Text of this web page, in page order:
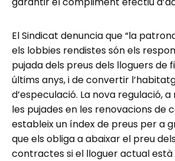
El Sindicat denuncia que “la
els lobbies rendistes són els
pujada dels preus dels lloguers de
últims anys, i de convertir
d’especulació. La nova regulació, a
les pujades en les renovacions de
estableix un índex de preus per a
que els obliga a abaixar el preu
contractes si el lloguer actual està